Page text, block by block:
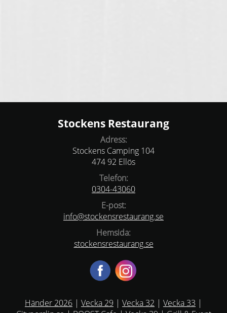
Stockens Restaurang
Adress:
Stockens Camping 104
474 92 Ellös
Telefon:
0304-43060
E-post:
info@stockensrestaurang.se
Hemsida:
stockensrestaurang.se
Händer 2026 | Vecka 29 | Vecka 32 | Vecka 33 |